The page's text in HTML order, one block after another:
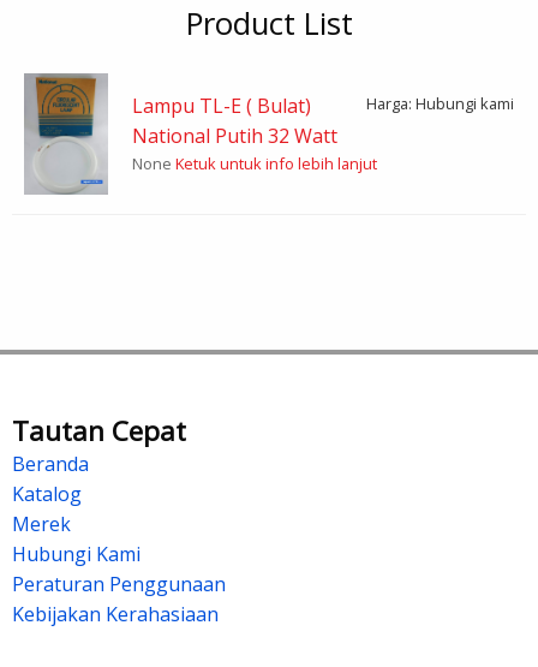
Product List
Lampu TL-E ( Bulat)
National Putih 32 Watt
Harga: Hubungi kami
None Ketuk untuk info lebih lanjut
Tautan Cepat
Beranda
Katalog
Merek
Hubungi Kami
Peraturan Penggunaan
Kebijakan Kerahasiaan